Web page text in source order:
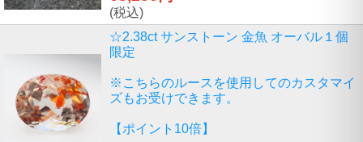
(税込)
☆2.38ct サンストーン 金魚 オーバル１個
限定
※こちらのルースを使用してのカスタマイ
ズもお受けできます。
【ポイント10倍】